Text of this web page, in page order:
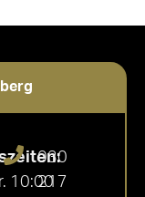
10:00
030
217